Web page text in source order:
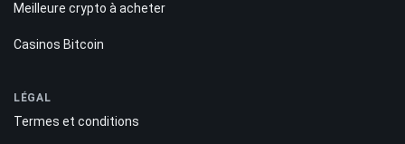
Meilleure crypto à acheter
Casinos Bitcoin
LÉGAL
Termes et conditions